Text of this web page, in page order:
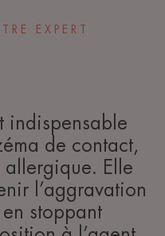
EXPERT
indispensable
de contact,
Elle
l’aggravation
en stoppant